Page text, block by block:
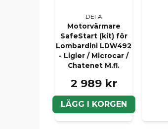
DEFA
Motorvärmare
SafeStart (kit) för
Lombardini LDW492
- Ligier / Microcar /
Chatenet M.fl.
2 989 kr
LÄGG I KORGEN